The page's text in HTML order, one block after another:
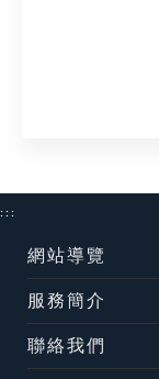
:::
網站導覽
服務簡介
聯絡我們